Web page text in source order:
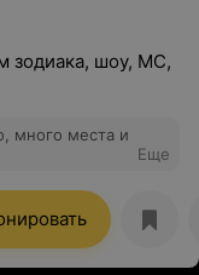
зодиака, шоу, MC,
много места и
Еще